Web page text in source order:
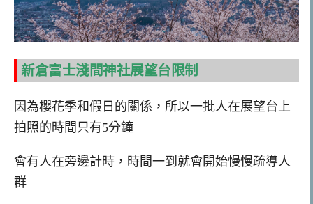
新倉富士淺間神社展望台限制
因為櫻花季和假日的關係，所以一批人在展望台上
拍照的時間只有5分鐘
會有人在旁邊計時，時間一到就會開始慢慢疏導人
群